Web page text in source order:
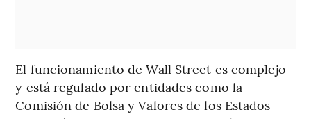
El funcionamiento de Wall Street es complejo
y está regulado por entidades como la
Comisión de Bolsa y Valores de los Estados